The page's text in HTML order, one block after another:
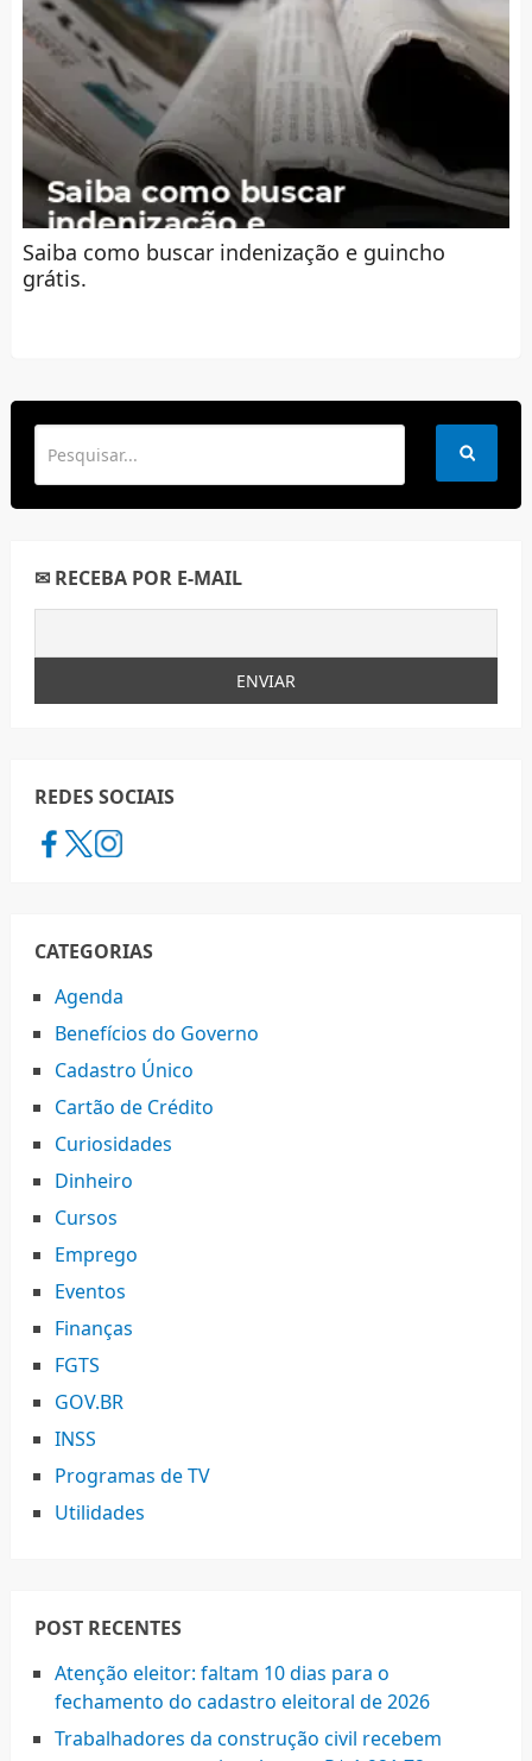
Saiba como buscar indenização e guincho
grátis.
✉ RECEBA POR E-MAIL
REDES SOCIAIS
CATEGORIAS
Agenda
Benefícios do Governo
Cadastro Único
Cartão de Crédito
Curiosidades
Dinheiro
Cursos
Emprego
Eventos
Finanças
FGTS
GOV.BR
INSS
Programas de TV
Utilidades
POST RECENTES
Atenção eleitor: faltam 10 dias para o
fechamento do cadastro eleitoral de 2026
Trabalhadores da construção civil recebem